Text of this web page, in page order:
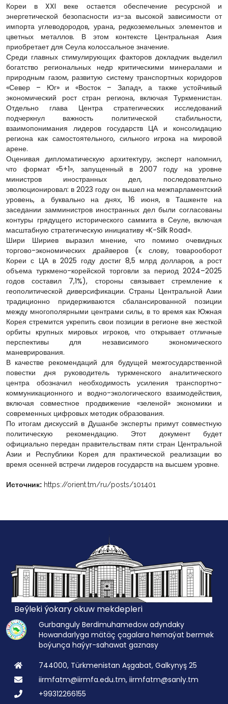
Кореи в XXI веке остается обеспечение ресурсной и
энергетической безопасности из-за высокой зависимости от
импорта углеводородов, урана, редкоземельных элементов и
цветных металлов. В этом контексте Центральная Азия
приобретает для Сеула колоссальное значение.
Среди главных стимулирующих факторов докладчик выделил
богатство региональных недр критическими минералами и
природным газом, развитую систему транспортных коридоров
«Север – Юг» и «Восток – Запад», а также устойчивый
экономический рост стран региона, включая Туркменистан.
Отдельно глава Центра стратегических исследований
подчеркнул важность политической стабильности,
взаимопонимания лидеров государств ЦА и консолидацию
региона как самостоятельного, сильного игрока на мировой
арене.
Оценивая дипломатическую архитектуру, эксперт напомнил,
что формат «5+1», запущенный в 2007 году на уровне
министров иностранных дел, последовательно
эволюционировал: в 2023 году он вышел на межпарламентский
уровень, а буквально на днях, 16 июня, в Ташкенте на
заседании замминистров иностранных дел были согласованы
контуры грядущего исторического саммита в Сеуле, включая
масштабную стратегическую инициативу «K-Silk Road».
Шири Шириев выразил мнение, что помимо очевидных
торгово-экономических драйверов (к слову, товарооборот
Кореи с ЦА в 2025 году достиг 8,5 млрд долларов, а рост
объема туркмено-корейской торговли за период 2024–2025
годов составил 7,1%), стороны связывает стремление к
геополитической диверсификации. Страны Центральной Азии
традиционно придерживаются сбалансированной позиции
между многополярными центрами силы, в то время как Южная
Корея стремится укрепить свои позиции в регионе вне жесткой
орбиты крупных мировых игроков, что открывает отличные
перспективы для независимого экономического
маневрирования.
В качестве рекомендаций для будущей межгосударственной
повестки дня руководитель туркменского аналитического
центра обозначил необходимость усиления транспортно-
коммуникационного и водно-экологического взаимодействия,
включая совместное продвижение «зеленой» экономики и
современных цифровых методик образования.
По итогам дискуссий в Душанбе эксперты примут совместную
политическую рекомендацию. Этот документ будет
официально передан правительствам пяти стран Центральной
Азии и Республики Корея для практической реализации во
время осенней встречи лидеров государств на высшем уровне.
Источник: https://orient.tm/ru/posts/101401
Beýleki ýokary okuw mekdepleri
Gurbanguly Berdimuhamedow adyndaky
Howandarlyga mätäç çagalara hemaýat bermek
boýunça haýyr-sahawat gaznasy
744000, Türkmenistan Aşgabat, Galkynyş 25
iirmfatm@iirmfa.edu.tm, iirmfatm@sanly.tm
+99312266155